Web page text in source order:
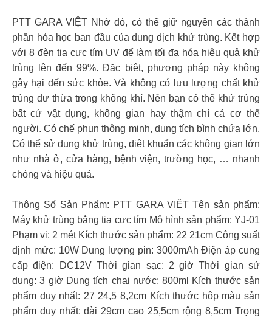
PTT GARA VIỆT Nhờ đó, có thể giữ nguyên các thành
phần hóa học ban đầu của dung dịch khử trùng. Kết hợp
với 8 đèn tia cực tím UV để làm tối đa hóa hiệu quả khử
trùng lên đến 99%. Đặc biệt, phương pháp này không
gây hại đến sức khỏe. Và không có lưu lượng chất khử
trùng dư thừa trong không khí. Nên bạn có thể khử trùng
bất cứ vật dụng, không gian hay thậm chí cả cơ thể
người. Có chế phun thông minh, dung tích bình chứa lớn.
Có thể sử dụng khử trùng, diệt khuẩn các không gian lớn
như nhà ở, cửa hàng, bệnh viện, trường học, … nhanh
chóng và hiệu quả.
Thông Số Sản Phẩm: PTT GARA VIỆT Tên sản phẩm:
Máy khử trùng bằng tia cực tím Mô hình sản phẩm: YJ-01
Phạm vi: 2 mét Kích thước sản phẩm: 22 ​​21cm Công suất
định mức: 10W Dung lượng pin: 3000mAh Điện áp cung
cấp điện: DC12V Thời gian sạc: 2 giờ Thời gian sử
dụng: 3 giờ Dung tích chai nước: 800ml Kích thước sản
phẩm duy nhất: 27 24,5 8,2cm Kích thước hộp màu sản
phẩm duy nhất: dài 29cm cao 25,5cm rộng 8,5cm Trọng